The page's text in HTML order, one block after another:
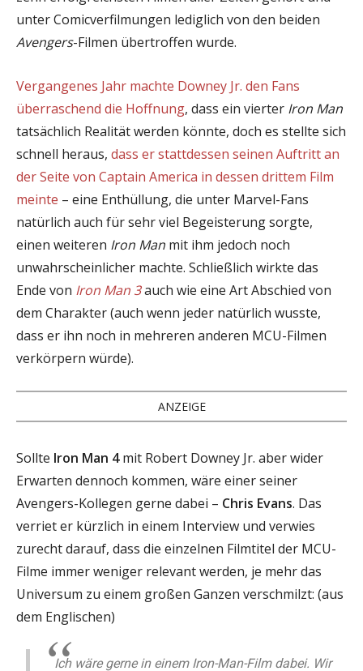
unter Comicverfilmungen lediglich von den beiden
Avengers-Filmen übertroffen wurde.
Vergangenes Jahr machte Downey Jr. den Fans
überraschend die Hoffnung, dass ein vierter Iron Man
tatsächlich Realität werden könnte, doch es stellte sich
schnell heraus, dass er stattdessen seinen Auftritt an
der Seite von Captain America in dessen drittem Film
meinte – eine Enthüllung, die unter Marvel-Fans
natürlich auch für sehr viel Begeisterung sorgte,
einen weiteren Iron Man mit ihm jedoch noch
unwahrscheinlicher machte. Schließlich wirkte das
Ende von Iron Man 3auch wie eine Art Abschied von
dem Charakter (auch wenn jeder natürlich wusste,
dass er ihn noch in mehreren anderen MCU-Filmen
verkörpern würde).
ANZEIGE
Sollte Iron Man 4mit Robert Downey Jr. aber wider
Erwarten dennoch kommen, wäre einer seiner
Avengers-Kollegen gerne dabei – Chris Evans. Das
verriet er kürzlich in einem Interview und verwies
zurecht darauf, dass die einzelnen Filmtitel der MCU-
Filme immer weniger relevant werden, je mehr das
Universum zu einem großen Ganzen verschmilzt: (aus
dem Englischen)
Ich wäre gerne in einem Iron-Man-Film dabei. Wir